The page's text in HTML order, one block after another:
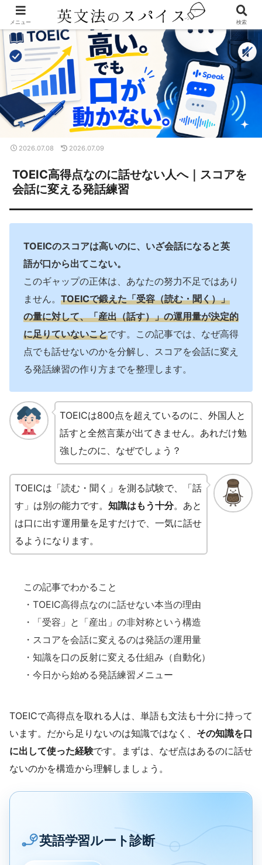
TOEIC高得点なのに話せない人へ｜スコアを
会話に変える発話練習
2026.07.08 2026.07.09
TOEICのスコアは高いのに、いざ会話になると英
語が口から出てこない。
このギャップの正体は、あなたの努力不足ではあり
ません。 TOEICで鍛えた「受容（読む・聞く）」
の量に対して、「産出（話す）」の運用量が決定的
に足りていないことです。この記事では、なぜ高得
点でも話せないのかを分解し、スコアを会話に変え
る発話練習の作り方までを整理します。
TOEICは800点を超えているのに、外国人と
話すと全然言葉が出てきません。あれだけ勉
強したのに、なぜでしょう？
TOEICは「読む・聞く」を測る試験で、「話
す」は別の能力です。 知識はもう十分。あと
は口に出す運用量を足すだけで、一気に話せ
るようになります。
この記事でわかること
・TOEIC高得点なのに話せない本当の理由
・「受容」と「産出」の非対称という構造
・スコアを会話に変えるのは発話の運用量
・知識を口の反射に変える仕組み（自動化）
・今日から始める発話練習メニュー
TOEICで高得点を取れる人は、単語も文法も十分に持って
います。だから足りないのは知識ではなく、 その知識を口
に出して使った経験です。まずは、なぜ点はあるのに話せ
ないのかを構造から理解しましょう。
英語学習ルート診断
メニュー 検索